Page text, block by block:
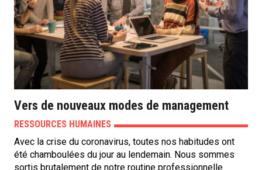
Vers de nouveaux modes de management
RESSOURCES HUMAINES
Avec la crise du coronavirus, toutes nos habitudes ont
été chamboulées du jour au lendemain. Nous sommes
sortis brutalement de notre routine professionnelle